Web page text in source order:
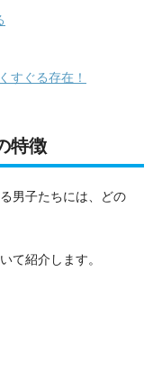
すぐる存在！
特徴
男子たちには、どの
て紹介します。